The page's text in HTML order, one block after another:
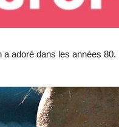
adoré dans les années